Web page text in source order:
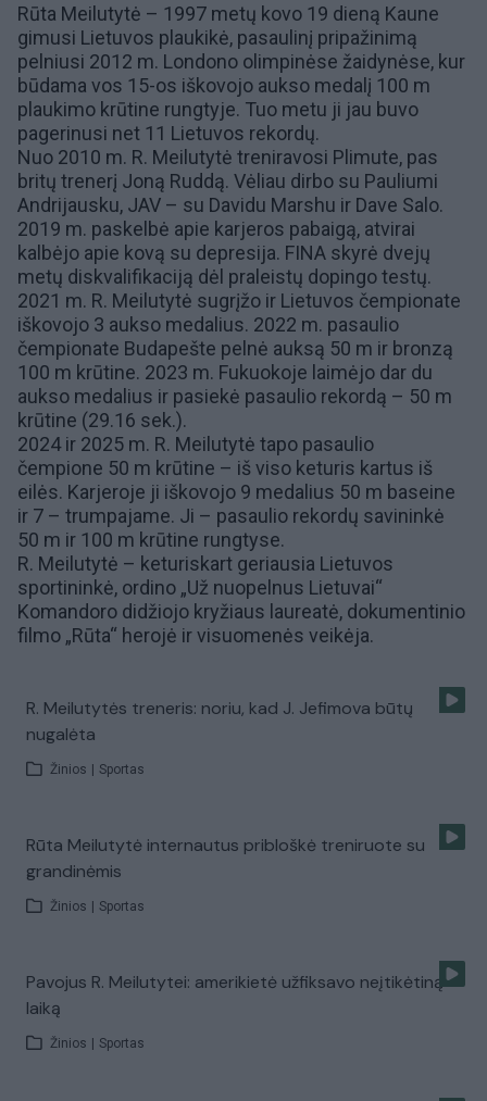
Rūta Meilutytė – 1997 metų kovo 19 dieną Kaune
gimusi Lietuvos plaukikė, pasaulinį pripažinimą
pelniusi 2012 m. Londono olimpinėse žaidynėse, kur
būdama vos 15-os iškovojo aukso medalį 100 m
plaukimo krūtine rungtyje. Tuo metu ji jau buvo
pagerinusi net 11 Lietuvos rekordų.
Nuo 2010 m. R. Meilutytė treniravosi Plimute, pas
britų trenerį Joną Ruddą. Vėliau dirbo su Pauliumi
Andrijausku, JAV – su Davidu Marshu ir Dave Salo.
2019 m. paskelbė apie karjeros pabaigą, atvirai
kalbėjo apie kovą su depresija. FINA skyrė dvejų
metų diskvalifikaciją dėl praleistų dopingo testų.
2021 m. R. Meilutytė sugrįžo ir Lietuvos čempionate
iškovojo 3 aukso medalius. 2022 m. pasaulio
čempionate Budapešte pelnė auksą 50 m ir bronzą
100 m krūtine. 2023 m. Fukuokoje laimėjo dar du
aukso medalius ir pasiekė pasaulio rekordą – 50 m
krūtine (29.16 sek.).
2024 ir 2025 m. R. Meilutytė tapo pasaulio
čempione 50 m krūtine – iš viso keturis kartus iš
eilės. Karjeroje ji iškovojo 9 medalius 50 m baseine
ir 7 – trumpajame. Ji – pasaulio rekordų savininkė
50 m ir 100 m krūtine rungtyse.
R. Meilutytė – keturiskart geriausia Lietuvos
sportininkė, ordino „Už nuopelnus Lietuvai“
Komandoro didžiojo kryžiaus laureatė, dokumentinio
filmo „Rūta“ herojė ir visuomenės veikėja.
R. Meilutytės treneris: noriu, kad J. Jefimova būtų
nugalėta
Žinios | Sportas
Rūta Meilutytė internautus pribloškė treniruote su
grandinėmis
Žinios | Sportas
Pavojus R. Meilutytei: amerikietė užfiksavo neįtikėtiną
laiką
Žinios | Sportas